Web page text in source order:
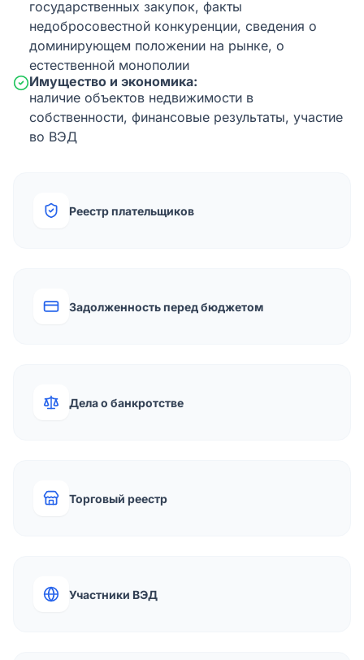
государственных закупок, факты
недобросовестной конкуренции, сведения о
доминирующем положении на рынке, о
естественной монополии
Имущество и экономика:
наличие объектов недвижимости в
собственности, финансовые результаты, участие
во ВЭД
Реестр плательщиков
Задолженность перед бюджетом
Дела о банкротстве
Торговый реестр
Участники ВЭД